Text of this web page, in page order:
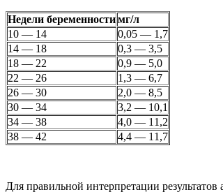
Недели беременностимг/л
10 — 14
0,05 — 1,7
14 — 18
0,3 — 3,5
18 — 22
0,9 — 5,0
22 — 26
1,3 — 6,7
26 — 30
2,0 — 8,5
30 — 34
3,2 — 10,1
34 — 38
4,0 — 11,2
38 — 42
4,4 — 11,7
Для правильной интерпретации